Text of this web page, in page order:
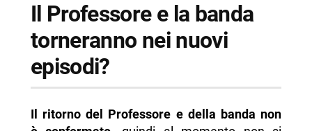
Il Professore e la banda
torneranno nei nuovi
episodi?
Il ritorno del Professore e della banda non